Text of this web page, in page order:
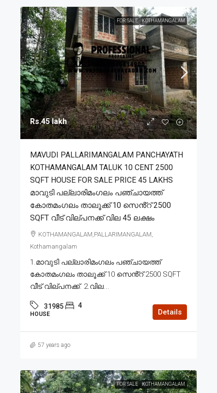
FOR SALE KOTHAMANGALAM
Rs.45 lakh
MAVUDI PALLARIMANGALAM PANCHAYATH
KOTHAMANGALAM TALUK 10 CENT 2500
SQFT HOUSE FOR SALE PRICE 45 LAKHS
മാവുടി പല്ലാരിമംഗലം പഞ്ചായത്ത്
കോതമംഗലം താലൂക്ക് 10 സെൻ്റ് 2500
SQFT വീട് വില്പനക്ക് വില 45 ലക്ഷം
KOTHAMANGALAM,PALLARIMANGALAM,
Kothamangalam
1.മാവുടി പല്ലാരിമംഗലം പഞ്ചായത്ത്
കോതമംഗലം താലൂക്ക് 10 സെൻ്റ് 2500 SQFT
വീട് വില്പനക്ക്. 2.വില...
31985 4
HOUSE Details
57 years ago
FOR SALE KOTHAMANGALAM